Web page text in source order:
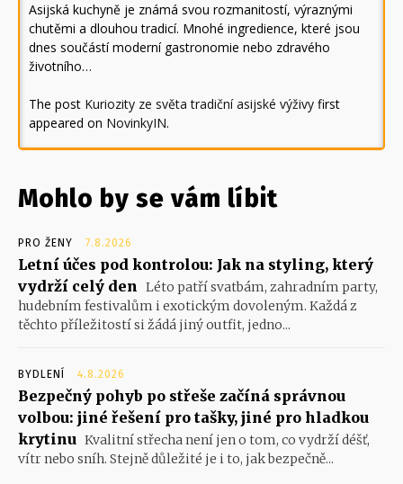
Asijská kuchyně je známá svou rozmanitostí, výraznými
chutěmi a dlouhou tradicí. Mnohé ingredience, které jsou
dnes součástí moderní gastronomie nebo zdravého
životního…
The post Kuriozity ze světa tradiční asijské výživy first
appeared on NovinkyIN.
Mohlo by se vám líbit
PRO ŽENY 7.8.2026
Letní účes pod kontrolou: Jak na styling, který
vydrží celý den Léto patří svatbám, zahradním party,
hudebním festivalům i exotickým dovoleným. Každá z
těchto příležitostí si žádá jiný outfit, jedno...
BYDLENÍ 4.8.2026
Bezpečný pohyb po střeše začíná správnou
volbou: jiné řešení pro tašky, jiné pro hladkou
krytinu Kvalitní střecha není jen o tom, co vydrží déšť,
vítr nebo sníh. Stejně důležité je i to, jak bezpečně...